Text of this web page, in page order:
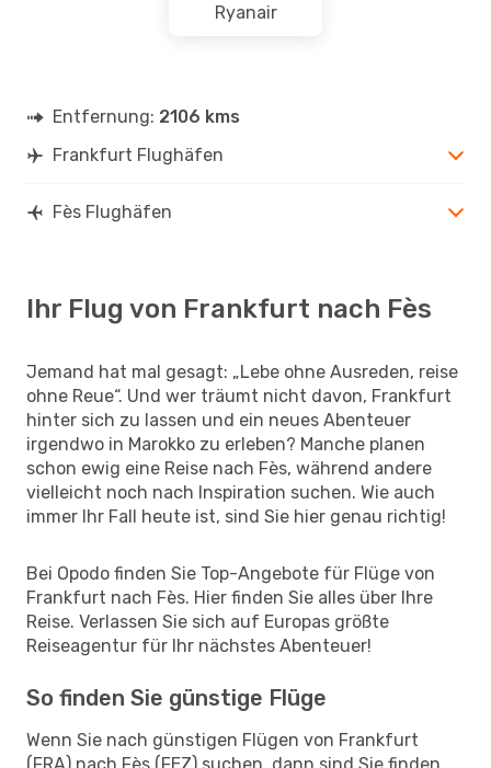
Ryanair
Entfernung: 2106 kms
Frankfurt Flughäfen
Fès Flughäfen
Ihr Flug von Frankfurt nach Fès
Jemand hat mal gesagt: „Lebe ohne Ausreden, reise
ohne Reue“. Und wer träumt nicht davon, Frankfurt
hinter sich zu lassen und ein neues Abenteuer
irgendwo in Marokko zu erleben? Manche planen
schon ewig eine Reise nach Fès, während andere
vielleicht noch nach Inspiration suchen. Wie auch
immer Ihr Fall heute ist, sind Sie hier genau richtig!
Bei Opodo finden Sie Top-Angebote für Flüge von
Frankfurt nach Fès. Hier finden Sie alles über Ihre
Reise. Verlassen Sie sich auf Europas größte
Reiseagentur für Ihr nächstes Abenteuer!
So finden Sie günstige Flüge
Wenn Sie nach günstigen Flügen von Frankfurt